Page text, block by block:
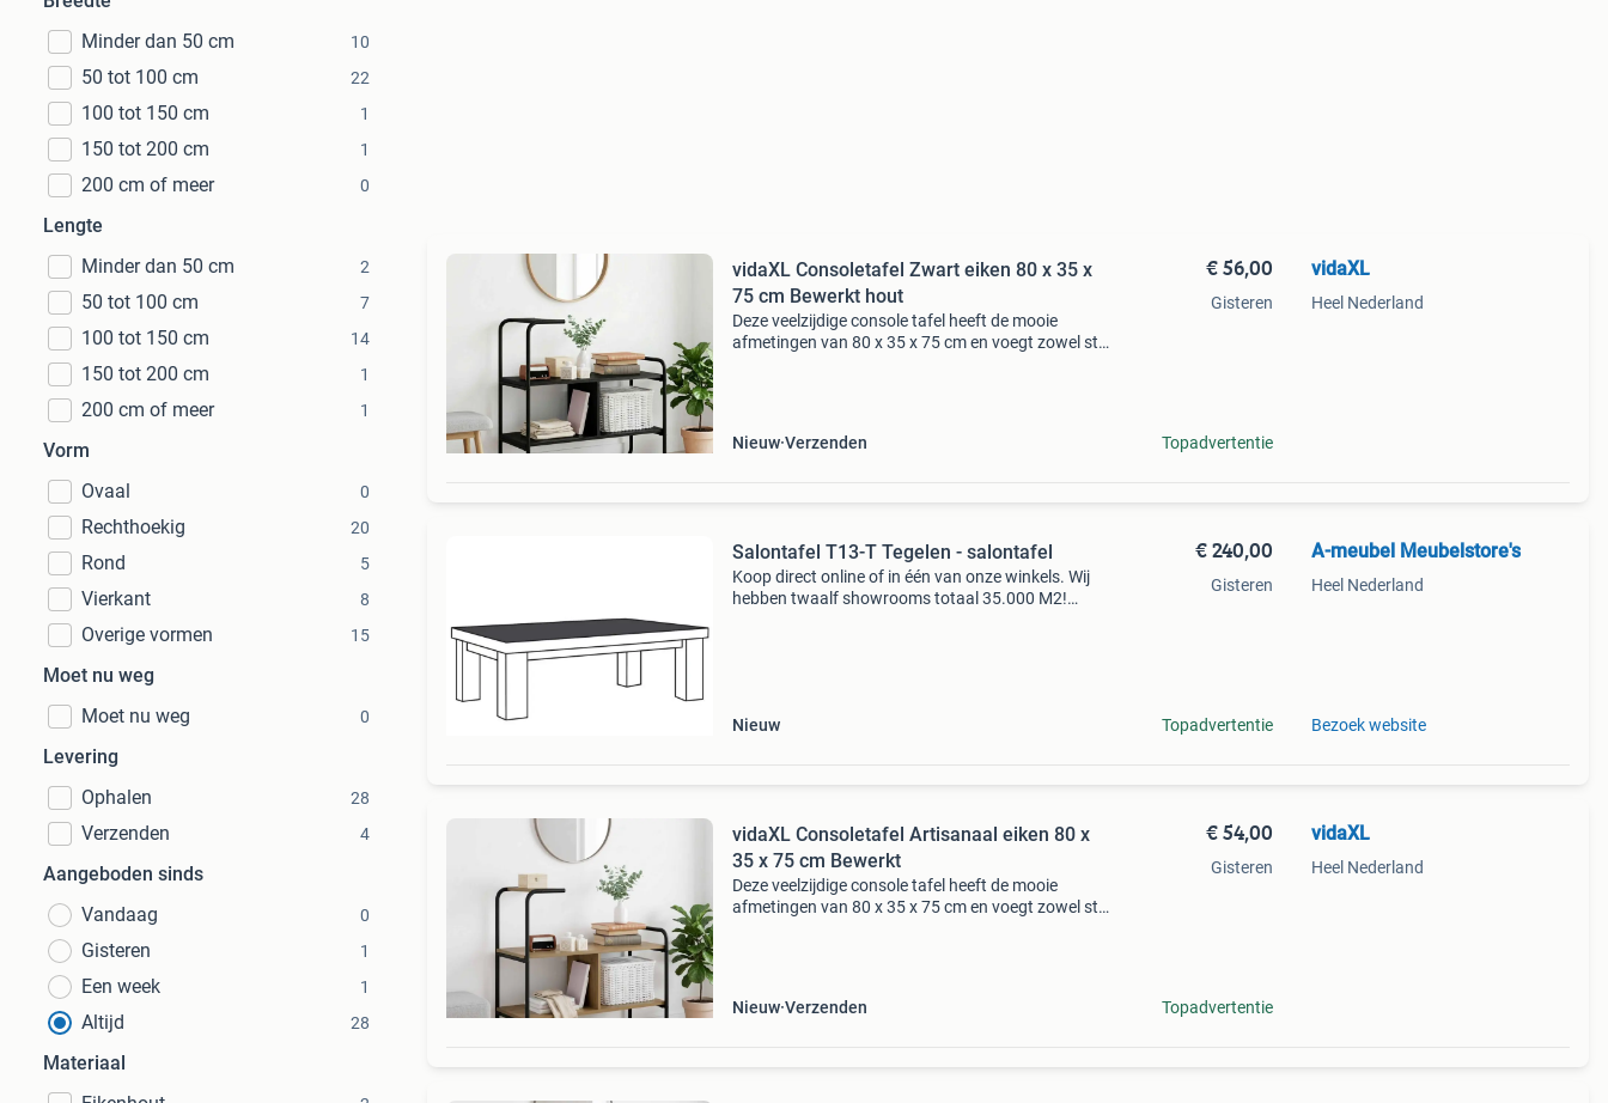
Minder dan 50 cm
10
50 tot 100 cm 22
100 tot 150 cm 1
150 tot 200 cm 1
200 cm of meer 0
Lengte
Minder dan 50 cm
2
50 tot 100 cm 7
100 tot 150 cm 14
150 tot 200 cm 1
200 cm of meer 1
Vorm
Ovaal
0
Rechthoekig 20
Rond 5
Vierkant 8
Overige vormen 15
Moet nu weg
Moet nu weg
0
Levering
Ophalen
28
Verzenden 4
Aangeboden sinds
Vandaag
0
Gisteren 1
Een week 1
Altijd 28
Materiaal
vidaXL Consoletafel Zwart eiken 80 x 35 x
75 cm Bewerkt hout
Deze veelzijdige console tafel heeft de mooie
afmetingen van 80 x 35 x 75 cm en voegt zowel stijl
Nieuw Verzenden
€ 56,00
Gisteren
Topadvertentie
vidaXL
Heel Nederland
Salontafel T13-T Tegelen - salontafel
Koop direct online of in één van onze winkels. Wij
hebben twaalf showrooms totaal 35.000 M2!
Nieuw
€ 240,00
Gisteren
Topadvertentie
A-meubel Meubelstore's
Heel Nederland
Bezoek website
vidaXL Consoletafel Artisanaal eiken 80 x
35 x 75 cm Bewerkt
Deze veelzijdige console tafel heeft de mooie
afmetingen van 80 x 35 x 75 cm en voegt zowel stijl
Nieuw Verzenden
€ 54,00
Gisteren
Topadvertentie
vidaXL
Heel Nederland